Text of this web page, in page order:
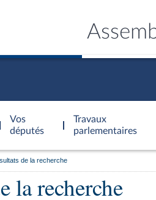
Vos
députés
Travaux
parlementaires
de la recherche
la recherche